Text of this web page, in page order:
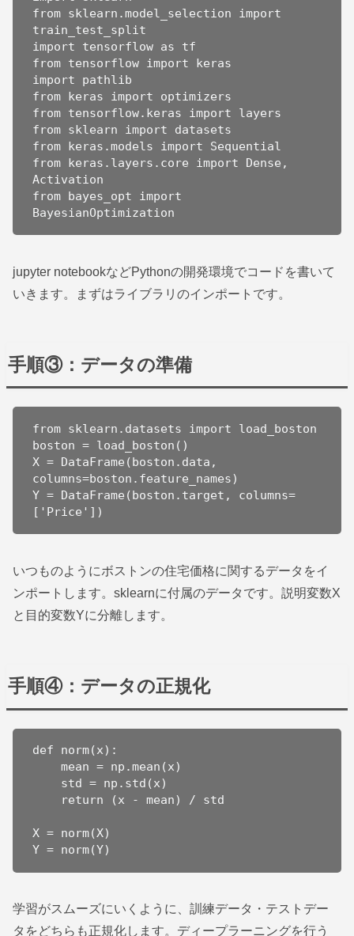
from sklearn.model_selection import
train_test_split
import tensorflow as tf
from tensorflow import keras
import pathlib
from keras import optimizers
from tensorflow.keras import layers
from sklearn import datasets
from keras.models import Sequential
from keras.layers.core import Dense,
Activation
from bayes_opt import
BayesianOptimization
jupyter notebookなどPythonの開発環境でコードを書いて
いきます。まずはライブラリのインポートです。
手順③：データの準備
from sklearn.datasets import load_boston
boston = load_boston()
X = DataFrame(boston.data,
columns=boston.feature_names)
Y = DataFrame(boston.target, columns=
['Price'])
いつものようにボストンの住宅価格に関するデータをイ
ンポートします。sklearnに付属のデータです。説明変数X
と目的変数Yに分離します。
手順④：データの正規化
def norm(x):
    mean = np.mean(x)
X = norm(X)
Y = norm(Y)
学習がスムーズにいくように、訓練データ・テストデー
タをどちらも正規化します。ディープラーニングを行う